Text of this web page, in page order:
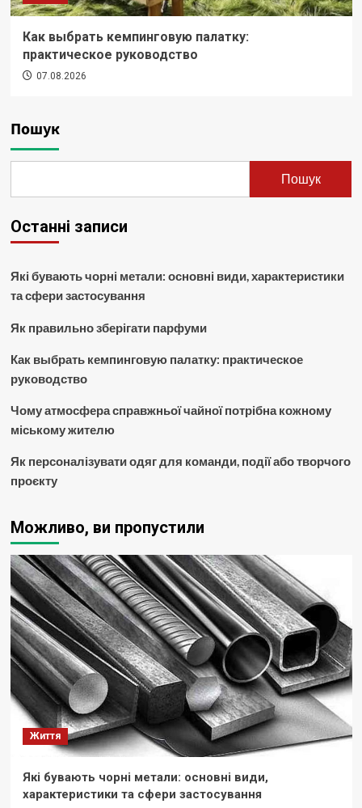
Как выбрать кемпинговую палатку:
практическое руководство
07.08.2026
Пошук
Пошук
Останні записи
Які бувають чорні метали: основні види, характеристики
та сфери застосування
Як правильно зберігати парфуми
Как выбрать кемпинговую палатку: практическое
руководство
Чому атмосфера справжньої чайної потрібна кожному
міському жителю
Як персоналізувати одяг для команди, події або творчого
проєкту
Можливо, ви пропустили
Життя
Які бувають чорні метали: основні види,
характеристики та сфери застосування